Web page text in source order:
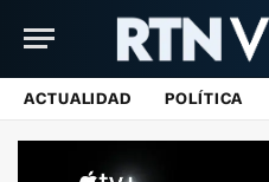
ACTUALIDAD POLÍTICA